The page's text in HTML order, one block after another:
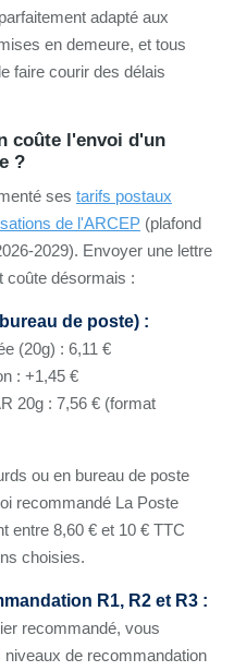
adapté aux
en demeure, et tous
faire courir des délais
coûte l'envoi d'un
?
ses tarifs postaux
de l'ARCEP (plafond
2029). Envoyer une lettre
coûte désormais :
de poste) :
(20g) : 6,11 €
: +1,45 €
20g : 7,56 € (format
ou en bureau de poste
recommandé La Poste
entre 8,60 € et 10 € TTC
choisies.
R1, R2 et R3 :
recommandé, vous
de recommandation